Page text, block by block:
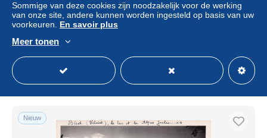
Jugoslavija Beograd Novi Beograd Unposted *YBH990
Particulier
Nieuw
Sommige van deze cookies zijn noodzakelijk voor de werking
van onze site, andere kunnen worden ingesteld op basis van uw
voorkeuren. En savoir plus
Meer tonen